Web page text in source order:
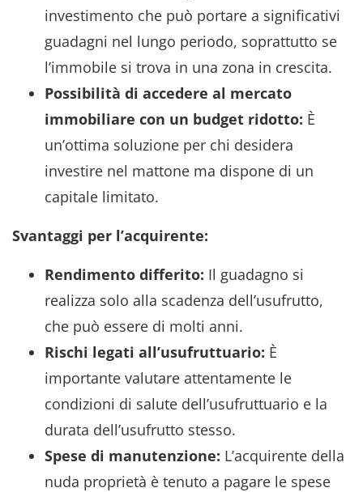
investimento che può portare a significativi
guadagni nel lungo periodo, soprattutto se
l’immobile si trova in una zona in crescita.
Possibilità di accedere al mercato
immobiliare con un budget ridotto: È
un’ottima soluzione per chi desidera
investire nel mattone ma dispone di un
capitale limitato.
Svantaggi per l’acquirente:
Rendimento differito: Il guadagno si
realizza solo alla scadenza dell’usufrutto,
che può essere di molti anni.
Rischi legati all’usufruttuario: È
importante valutare attentamente le
condizioni di salute dell’usufruttuario e la
durata dell’usufrutto stesso.
Spese di manutenzione: L’acquirente della
nuda proprietà è tenuto a pagare le spese